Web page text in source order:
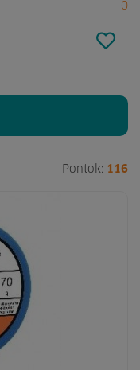
0
Pontok: 116